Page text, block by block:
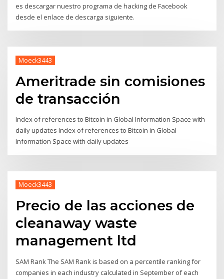
es descargar nuestro programa de hacking de Facebook
desde el enlace de descarga siguiente.
Moeck3443
Ameritrade sin comisiones
de transacción
Index of references to Bitcoin in Global Information Space with
daily updates Index of references to Bitcoin in Global
Information Space with daily updates
Moeck3443
Precio de las acciones de
cleanaway waste
management ltd
SAM Rank The SAM Rank is based on a percentile ranking for
companies in each industry calculated in September of each